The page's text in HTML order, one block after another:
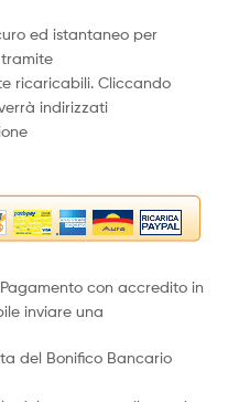
ed istantaneo per
ricaricabili. Cliccando
indirizzati
Pagamento con accredito in
inviare una
del Bonifico Bancario